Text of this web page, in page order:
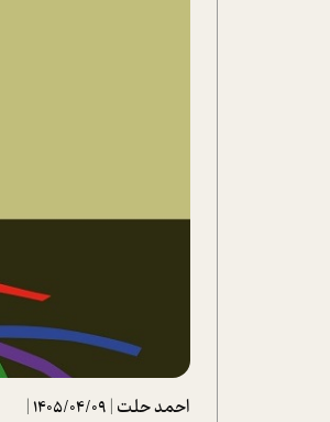
شیوانا
احمد حلت |
1405/04/09
|